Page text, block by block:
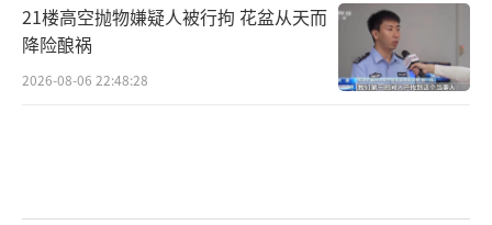
21楼高空抛物嫌疑人被行拘 花盆从天而
降险酿祸
2026-08-06 22:48:28